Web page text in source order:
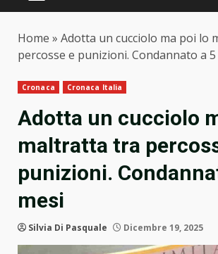
Home » Adotta un cucciolo ma poi lo
percosse e punizioni. Condannato a 5
Cronaca Cronaca Italia
Adotta un cucciolo
maltratta tra
punizioni.
mesi
Silvia Di Pasquale Dicembre 19, 2025